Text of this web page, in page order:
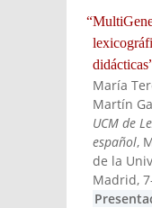
María
Martín
UCM de
español,
de la
Madrid,